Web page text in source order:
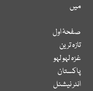
میں
صفحۂ اول
تازہ ترین
غزہ لہو لہو
پاکستان
انٹر نیشنل